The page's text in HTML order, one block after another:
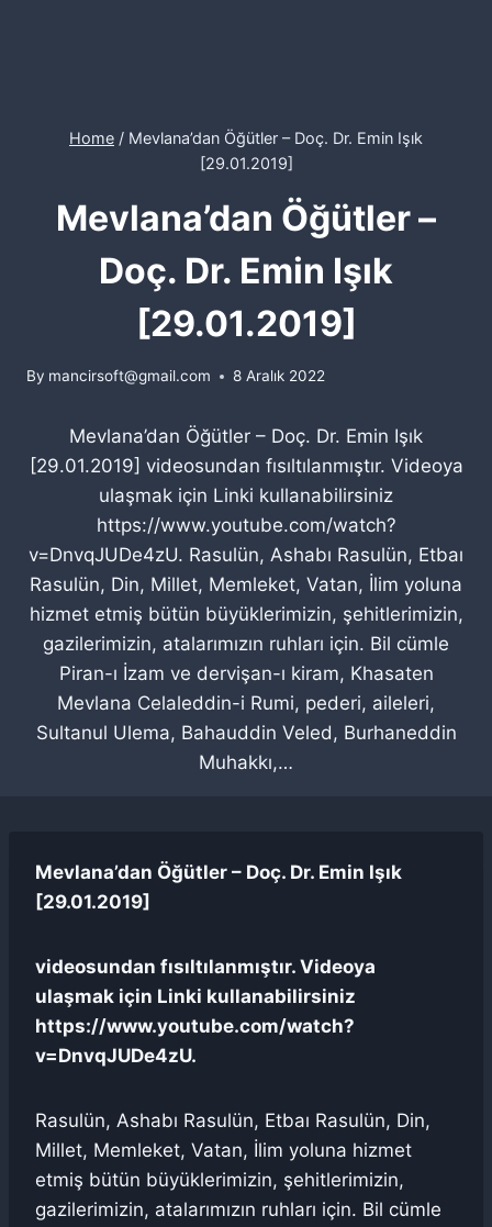
Home / Mevlana’dan Öğütler – Doç. Dr. Emin Işık
[29.01.2019]
Mevlana’dan Öğütler –
Doç. Dr. Emin Işık
[29.01.2019]
By mancirsoft@gmail.com 8 Aralık 2022
Mevlana’dan Öğütler – Doç. Dr. Emin Işık
[29.01.2019] videosundan fısıltılanmıştır. Videoya
ulaşmak için Linki kullanabilirsiniz
https://www.youtube.com/watch?
v=DnvqJUDe4zU. Rasulün, Ashabı Rasulün, Etbaı
Rasulün, Din, Millet, Memleket, Vatan, İlim yoluna
hizmet etmiş bütün büyüklerimizin, şehitlerimizin,
gazilerimizin, atalarımızın ruhları için. Bil cümle
Piran-ı İzam ve dervişan-ı kiram, Khasaten
Mevlana Celaleddin-i Rumi, pederi, aileleri,
Sultanul Ulema, Bahauddin Veled, Burhaneddin
Muhakkı,…
Mevlana’dan Öğütler – Doç. Dr. Emin Işık
[29.01.2019]
videosundan fısıltılanmıştır. Videoya
ulaşmak için Linki kullanabilirsiniz
https://www.youtube.com/watch?
v=DnvqJUDe4zU.
Rasulün, Ashabı Rasulün, Etbaı Rasulün, Din,
Millet, Memleket, Vatan, İlim yoluna hizmet
etmiş bütün büyüklerimizin, şehitlerimizin,
gazilerimizin, atalarımızın ruhları için. Bil cümle